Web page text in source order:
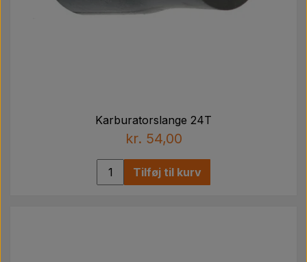
Karburatorslange 24T
kr. 54,00
Tilføj til kurv